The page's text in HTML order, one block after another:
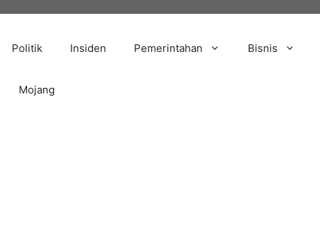
Politik Insiden Pemerintahan Bisnis
Mojang